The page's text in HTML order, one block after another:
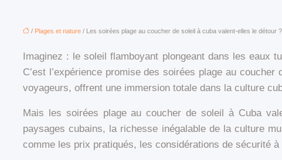
/ Plages et nature/ Les soirées plage au coucher de soleil à cuba valent-elles le détour ?
Imaginez : le soleil flamboyant plongeant dans les eaux
C’est l’expérience promise des soirées plage au
voyageurs, offrent une immersion totale dans la culture
Mais les soirées plage au coucher de soleil à Cuba
paysages cubains, la richesse inégalable de la culture
comme les prix pratiqués, les considérations de sécurité